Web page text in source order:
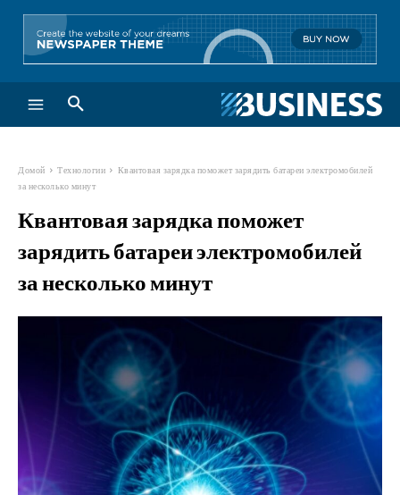
Домой Технологии
Квантовая зарядка поможет зарядить батареи электромобилей
за несколько минут
Квантовая зарядка поможет
зарядить батареи электромобилей
за несколько минут